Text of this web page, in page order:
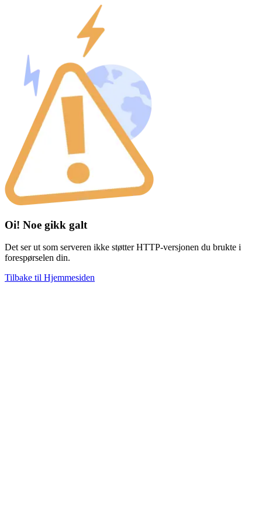
Oi! Noe gikk galt
Det ser ut som serveren ikke støtter HTTP-versjonen du brukte i
forespørselen din.
Tilbake til Hjemmesiden